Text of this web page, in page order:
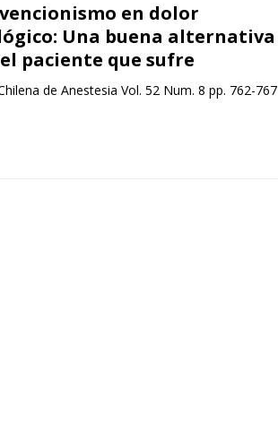
en dolor
Una buena alternativa
paciente que sufre
de Anestesia Vol. 52 Num. 8 pp. 762-767